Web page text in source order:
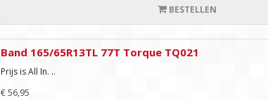
BESTELLEN
Band 165/65R13TL 77T Torque TQ021
Prijs is All In. ..
€ 56,95